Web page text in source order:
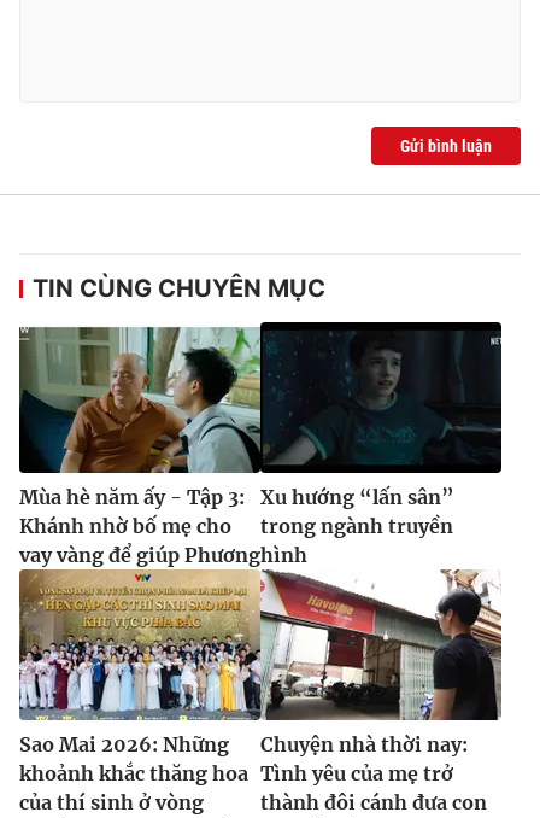
Gửi bình luận
TIN CÙNG CHUYÊN MỤC
Mùa hè năm ấy - Tập 3:
Khánh nhờ bố mẹ cho
vay vàng để giúp Phương
Xu hướng “lấn sân”
trong ngành truyền
hình
Sao Mai 2026: Những
khoảnh khắc thăng hoa
của thí sinh ở vòng
Chuyện nhà thời nay:
Tình yêu của mẹ trở
thành đôi cánh đưa con